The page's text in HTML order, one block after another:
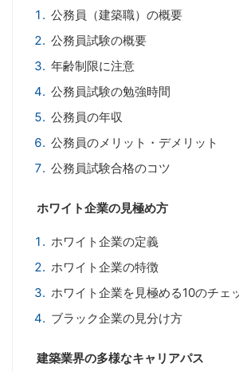
公務員（建築職）の概要
公務員試験の概要
年齢制限に注意
公務員試験の勉強時間
公務員の年収
公務員のメリット・デメリット
公務員試験合格のコツ
ホワイト企業の見極め方
ホワイト企業の定義
ホワイト企業の特徴
ホワイト企業を見極める10のチェ
ブラック企業の見分け方
建築業界の多様なキャリアパス